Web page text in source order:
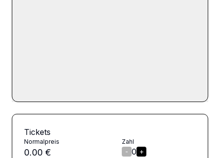
Tickets
Normalpreis
0.00 €
Zahl
- 0 +